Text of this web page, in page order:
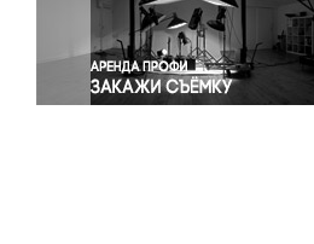
Экология
Экономика и бизнес